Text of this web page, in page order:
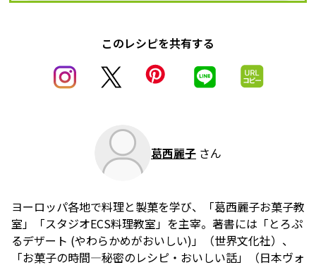
このレシピを共有する
葛西麗子 さん
ヨーロッパ各地で料理と製菓を学び、「葛西麗子お菓子教
室」「スタジオECS料理教室」を主宰。著書には「とろぷ
るデザート (やわらかめがおいしい)」（世界文化社）、
「お菓子の時間―秘密のレシピ・おいしい話」（日本ヴォ